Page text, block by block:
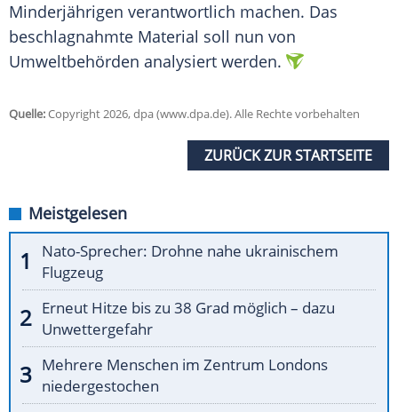
Minderjährigen verantwortlich machen. Das
beschlagnahmte Material soll nun von
Umweltbehörden analysiert werden.
Quelle:Copyright 2026, dpa (www.dpa.de). Alle Rechte vorbehalten
ZURÜCK ZUR STARTSEITE
Meistgelesen
Nato-Sprecher: Drohne nahe ukrainischem
Flugzeug
Erneut Hitze bis zu 38 Grad möglich – dazu
Unwettergefahr
Mehrere Menschen im Zentrum Londons
niedergestochen